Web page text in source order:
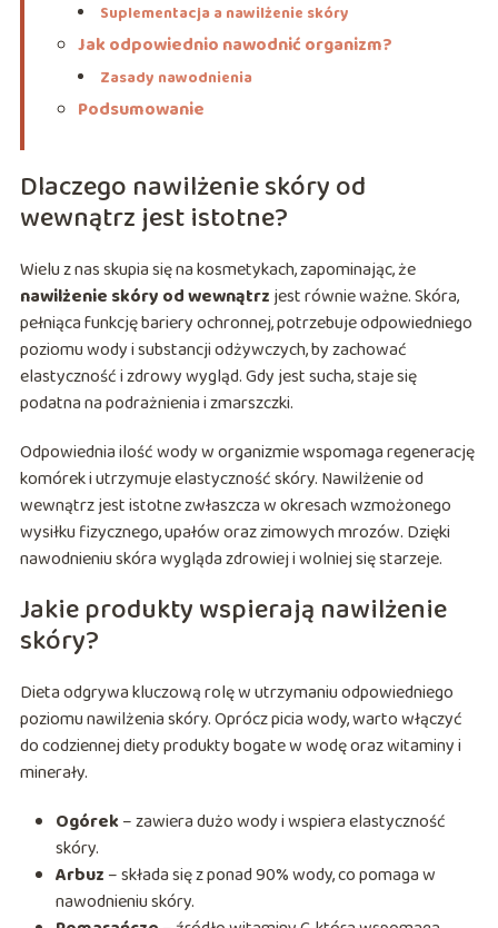
Suplementacja a nawilżenie skóry
Jak odpowiednio nawodnić organizm?
Zasady nawodnienia
Podsumowanie
Dlaczego nawilżenie skóry od
wewnątrz jest istotne?
Wielu z nas skupia się na kosmetykach, zapominając, że
nawilżenie skóry od wewnątrzjest równie ważne. Skóra,
pełniąca funkcję bariery ochronnej, potrzebuje odpowiedniego
poziomu wody i substancji odżywczych, by zachować
elastyczność i zdrowy wygląd. Gdy jest sucha, staje się
podatna na podrażnienia i zmarszczki.
Odpowiednia ilość wody w organizmie wspomaga regenerację
komórek i utrzymuje elastyczność skóry. Nawilżenie od
wewnątrz jest istotne zwłaszcza w okresach wzmożonego
wysiłku fizycznego, upałów oraz zimowych mrozów. Dzięki
nawodnieniu skóra wygląda zdrowiej i wolniej się starzeje.
Jakie produkty wspierają nawilżenie
skóry?
Dieta odgrywa kluczową rolę w utrzymaniu odpowiedniego
poziomu nawilżenia skóry. Oprócz picia wody, warto włączyć
do codziennej diety produkty bogate w wodę oraz witaminy i
minerały.
Ogórek – zawiera dużo wody i wspiera elastyczność
skóry.
Arbuz – składa się z ponad 90% wody, co pomaga w
nawodnieniu skóry.